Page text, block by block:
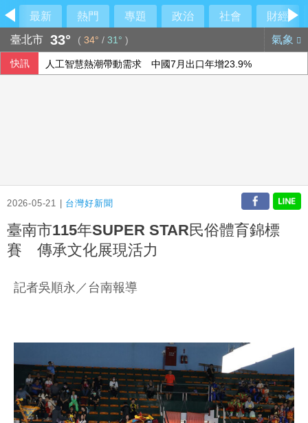
最新 熱門 專題 政治 社會
財經
臺北市 33° ( 34° / 31° ) 氣象
快訊 人工智慧熱潮帶動需求 中國7月出口年增23.9%
2026-05-21 | 台灣好新聞
臺南市115年SUPER STAR民俗體育錦標
賽 傳承文化展現活力
記者吳順永／台南報導